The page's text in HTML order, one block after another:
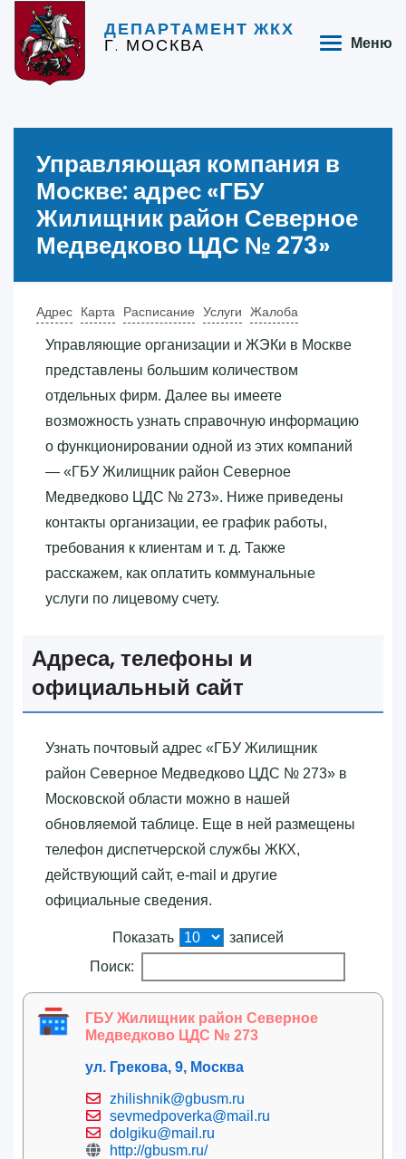
ДЕПАРТАМЕНТ ЖКХ
Г. МОСКВА Меню
Управляющая компания в
Москве: адрес «‎ГБУ
Жилищник район Северное
Медведково ЦДС № 273»‎
Адрес Карта Расписание Услуги Жалоба
Управляющие организации и ЖЭКи в Москве
представлены большим количеством
отдельных фирм. Далее вы имеете
возможность узнать справочную информацию
о функционировании одной из этих компаний
— «‎ГБУ Жилищник район Северное
Медведково ЦДС № 273»‎. Ниже приведены
контакты организации, ее график работы,
требования к клиентам и т. д. Также
расскажем, как оплатить коммунальные
услуги по лицевому счету.
Адреса, телефоны и
официальный сайт
Узнать почтовый адрес «‎ГБУ Жилищник
район Северное Медведково ЦДС № 273»‎ в
Московской области можно в нашей
обновляемой таблице. Еще в ней размещены
телефон диспетчерской службы ЖКХ,
действующий сайт, e-mail и другие
официальные сведения.
Показать
записей
Поиск:
ГБУ Жилищник район Северное
Медведково ЦДС № 273
ул. Грекова, 9, Москва
zhilishnik@gbusm.ru
sevmedpoverka@mail.ru
dolgiku@mail.ru
http://gbusm.ru/